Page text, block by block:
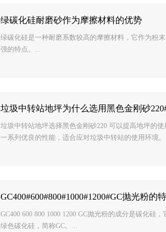
绿碳化硅耐磨砂作为摩擦材料的优势
绿碳化硅是一种耐磨系数较高的摩擦材料，它作为粉
强的特点。...
垃圾中转站地坪为什么选用黑色金刚砂
垃圾中转站地坪选择黑色金刚砂220 可以提高地坪的
一系列优良的性能，适合应对垃圾中转站的使用环境
GC400#600#800#1000#1200#GC抛光粉的
GC400 600 800 1000 1200 GC抛光粉的成分是碳化硅
绿色碳化硅，简称GC。...